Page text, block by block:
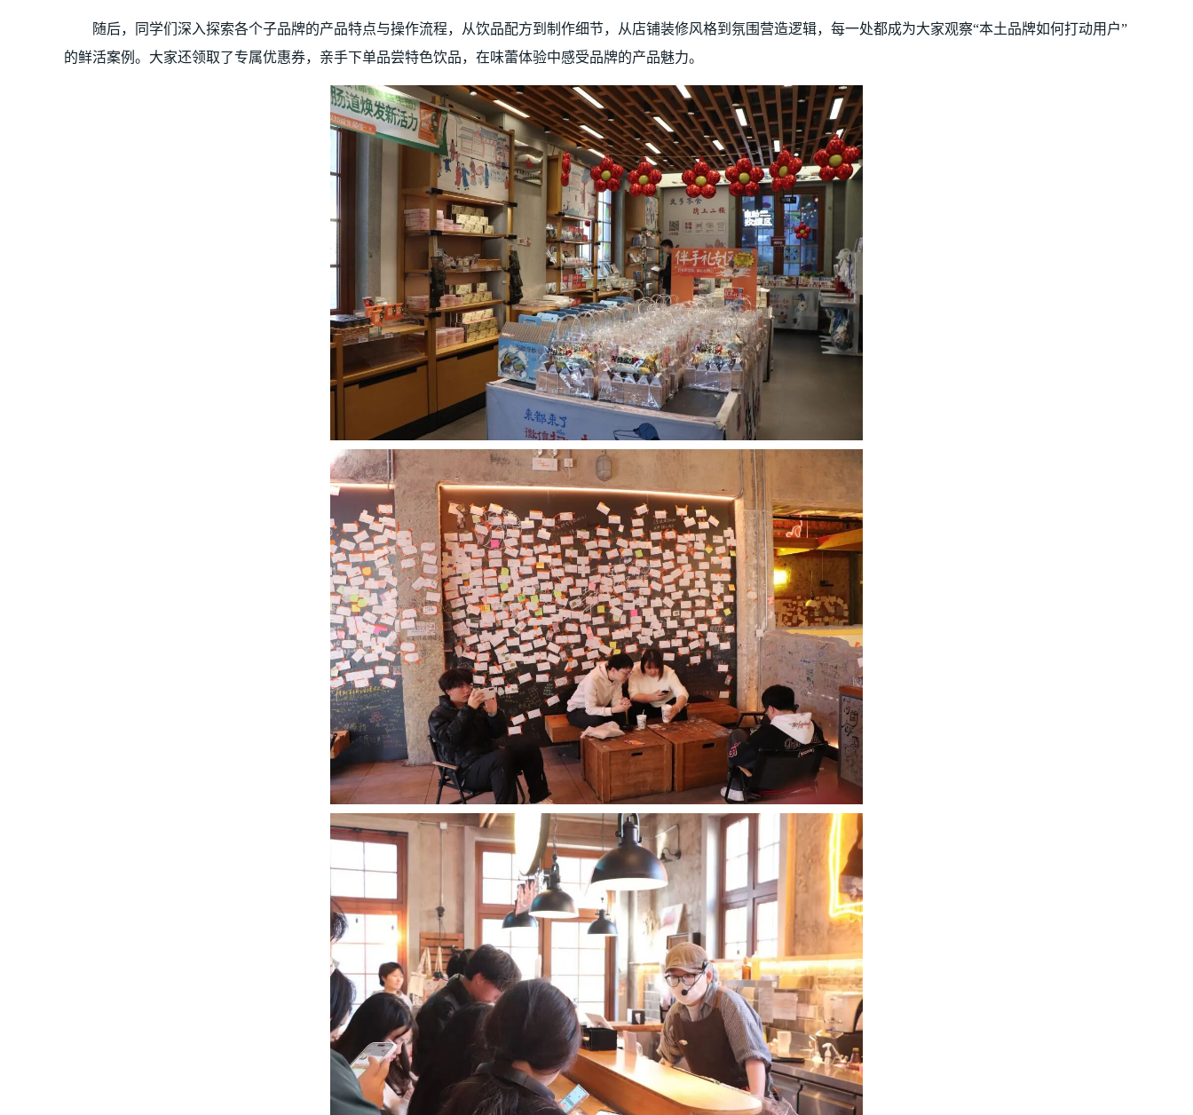
随后，同学们深入探索各个子品牌的产品特点与操作流程，从饮品配方到制作细节，从店铺装修风格到氛围营造逻辑，每一处都成为大家观察“本土品牌如何打动用户”
的鲜活案例。大家还领取了专属优惠券，亲手下单品尝特色饮品，在味蕾体验中感受品牌的产品魅力。